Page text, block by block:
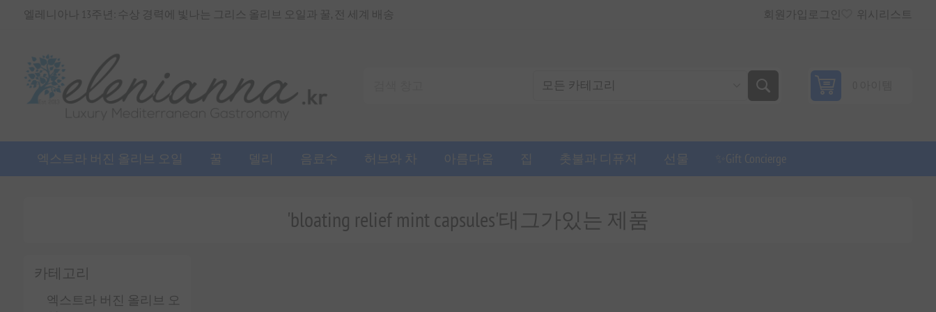
엘레니아나 13주년: 수상 경력에 빛나는 그리스 올리브 오일과 꿀, 전 세계 배송 회원가입 로그인 위시리스트
엑스트라 버진 올리브 오일 꿀 델리 음료수 허브와 차 아름다움 집 촛불과 디퓨저 선물 ✨Gift Concierge
카테고리
엑스트라 버진 올리브 오
'bloating relief mint capsules'태그가있는 제품